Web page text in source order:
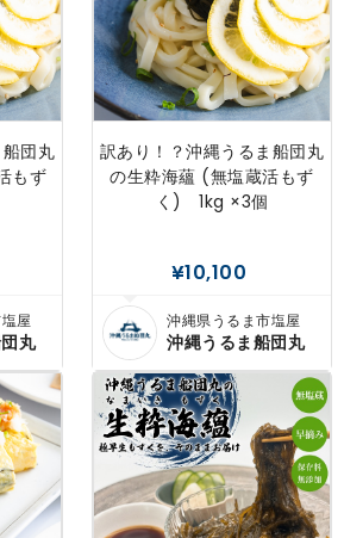
団丸
もず
屋
丸
訳あり！？沖縄うるま船団丸
の生粋海蘊 (無塩蔵活もず
く) 1kg ×3個
¥10,100
沖縄県うるま市塩屋
沖縄うるま船団丸